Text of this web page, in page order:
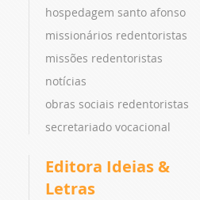
hospedagem santo afonso
missionários redentoristas
missões redentoristas
notícias
obras sociais redentoristas
secretariado vocacional
Editora Ideias &
Letras